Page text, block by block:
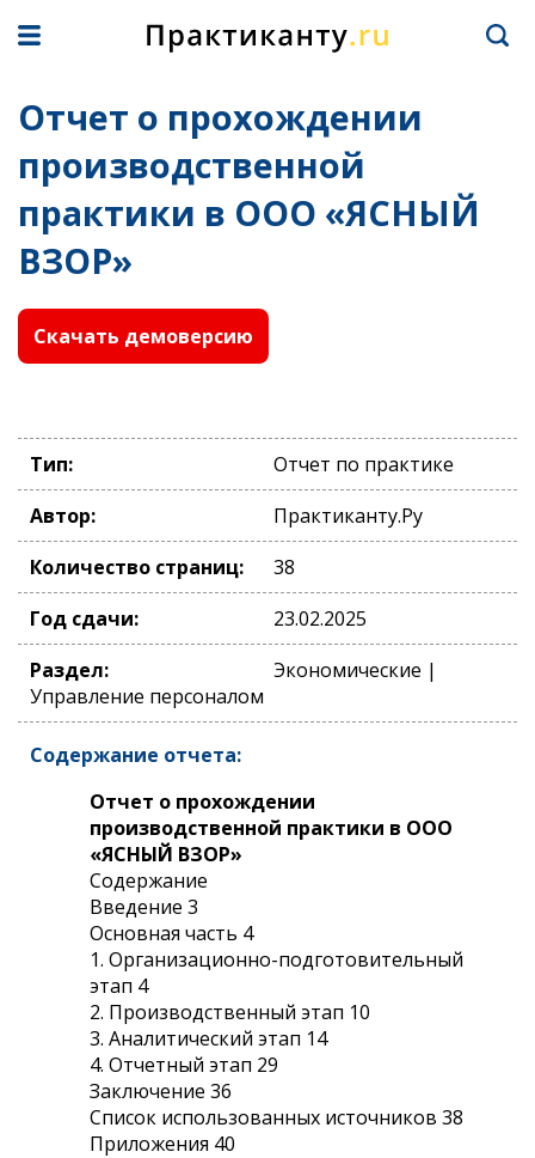
Отчет о прохождении
производственной
практики в ООО «ЯСНЫЙ
ВЗОР»
Скачать демоверсию
Тип:
Отчет по практике
Автор:
Практиканту.Ру
Количество страниц:
38
Год сдачи:
23.02.2025
Раздел:
Экономические |
Управление персоналом
Содержание отчета:
Отчет о прохождении
производственной практики в ООО
«ЯСНЫЙ ВЗОР»
Содержание
Введение 3
Основная часть 4
1. Организационно-подготовительный
этап 4
2. Производственный этап 10
3. Аналитический этап 14
4. Отчетный этап 29
Заключение 36
Список использованных источников 38
Приложения 40